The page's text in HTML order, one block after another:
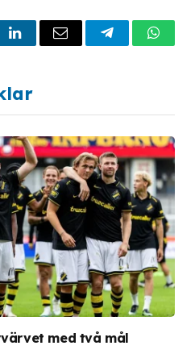
LinkedInEmail Telegram
med två mål